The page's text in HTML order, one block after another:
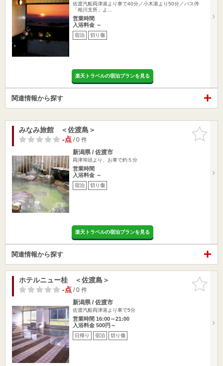
佐渡汽船両津港より車で40分／小木港より50分／バス停
「相川支所」よ…
営業時間
入浴料金 ～
宿泊 切り傷
楽天トラベルの宿泊プランを見る
関連情報から探す
お気に入
りに追加
みなみ旅館 ＜佐渡島＞
-点/ 0 件
新潟県 / 佐渡市
両津埠頭より、お車で約５分
営業時間
入浴料金 ～
宿泊 切り傷
楽天トラベルの宿泊プランを見る
関連情報から探す
お気に入
りに追加
ホテルニュー桂 ＜佐渡島＞
-点/ 0 件
新潟県 / 佐渡市
佐渡汽船両津港より車で5分
営業時間 16:00～21:00
入浴料金 500円～
日帰り 宿泊 切り傷